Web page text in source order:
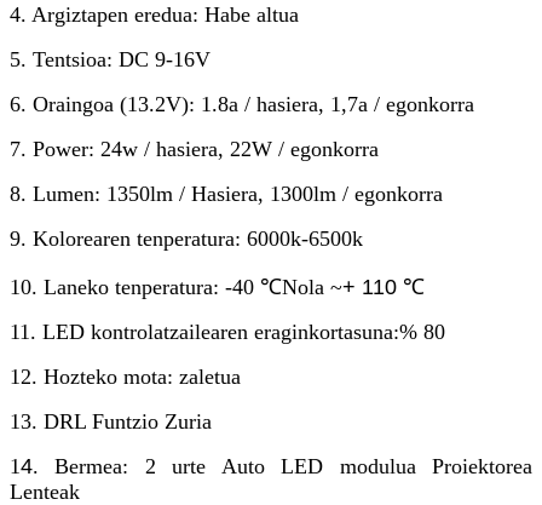
4. Argiztapen eredua: Habe altua
5. Tentsioa: DC 9-16V
6. Oraingoa (13.2V): 1.8a / hasiera, 1,7a / egonkorra
7. Power: 24w / hasiera, 22W / egonkorra
8. Lumen: 1350lm / Hasiera, 1300lm / egonkorra
9. Kolorearen tenperatura: 6000k-6500k
10. Laneko tenperatura: -40 ℃Nola ~+ 110 ℃
11. LED kontrolatzailearen eraginkortasuna:% 80
12. Hozteko mota: zaletua
13. DRL Funtzio Zuria
14. Bermea: 2 urte Auto LED modulua Proiektorea
Lenteak